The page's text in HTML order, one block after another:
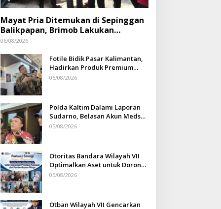
Mayat Pria Ditemukan di Sepinggan
Balikpapan, Brimob Lakukan
Pengamanan TKP
06/08/2026
Fotile Bidik Pasar Kalimantan,
Hadirkan Produk Premium
Yang Makin Terjangkau
06/08/2026
Polda Kaltim Dalami Laporan
Sudarno, Belasan Akun Medsos
Masih Tahap Penyelidikan
05/08/2026
Otoritas Bandara Wilayah VII
Optimalkan Aset untuk Dorong
Ekonomi Warga Sepinggan
05/08/2026
Otban Wilayah VII Gencarkan